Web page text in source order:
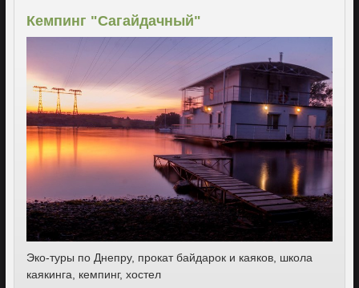
Кемпинг "Сагайдачный"
Эко-туры по Днепру, прокат байдарок и каяков, школа
каякинга, кемпинг, хостел